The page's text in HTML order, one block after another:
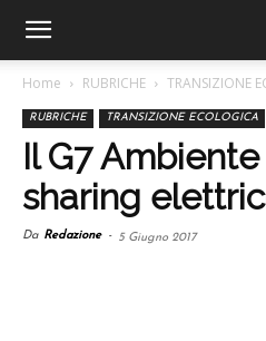
Home RUBRICHE TRANSIZIONE
RUBRICHE TRANSIZIONE ECOLOGICA
Il G7
sharing
Da Redazione - 5 Giugno 2017